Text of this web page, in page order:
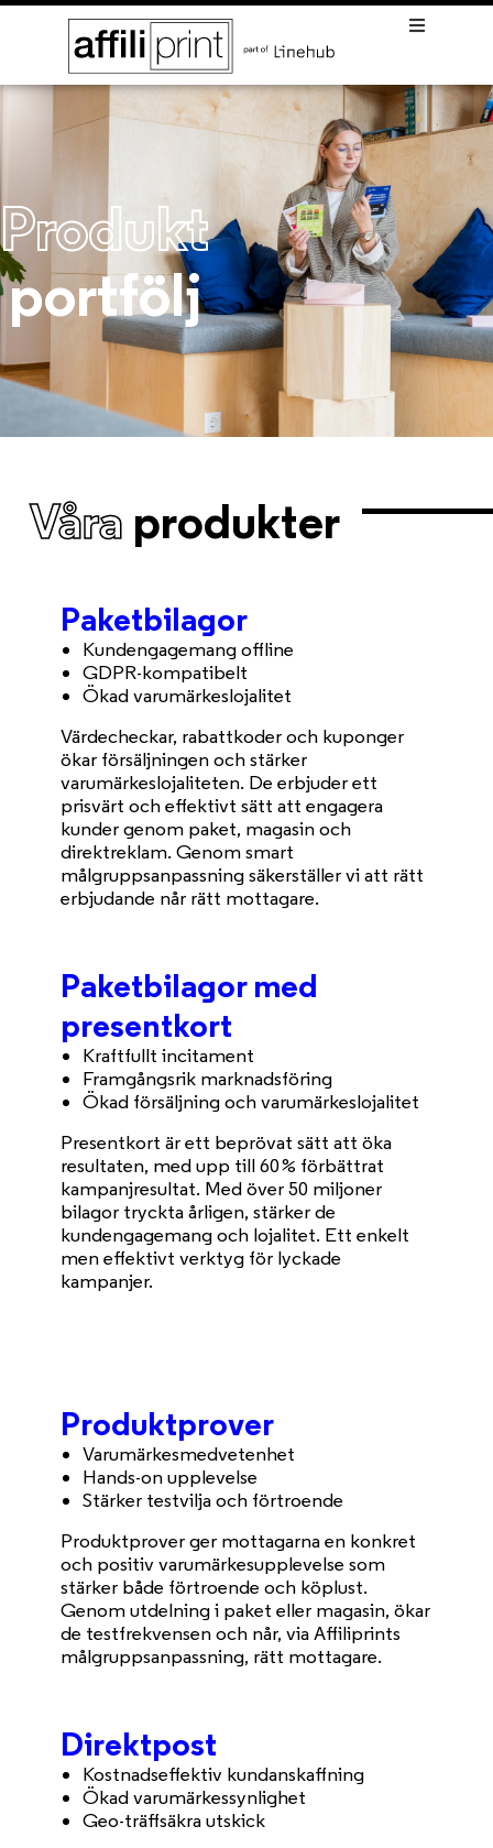
Produkt
portfölj
Våra produkter
Paketbilagor
Kundengagemang offline
GDPR-kompatibelt
Ökad varumärkeslojalitet
Värdecheckar, rabattkoder och kuponger
ökar försäljningen och stärker
varumärkeslojaliteten. De erbjuder ett
prisvärt och effektivt sätt att engagera
kunder genom paket, magasin och
direktreklam. Genom smart
målgruppsanpassning säkerställer vi att rätt
erbjudande når rätt mottagare.
Paketbilagor med
presentkort
Kraftfullt incitament
Framgångsrik marknadsföring
Ökad försäljning och varumärkeslojalitet
Presentkort är ett beprövat sätt att öka
resultaten, med upp till 60 % förbättrat
kampanjresultat. Med över 50 miljoner
bilagor tryckta årligen, stärker de
kundengagemang och lojalitet. Ett enkelt
men effektivt verktyg för lyckade
kampanjer.
Produktprover
Varumärkesmedvetenhet
Hands-on upplevelse
Stärker testvilja och förtroende
Produktprover ger mottagarna en konkret
och positiv varumärkesupplevelse som
stärker både förtroende och köplust.
Genom utdelning i paket eller magasin, ökar
de testfrekvensen och når, via Affiliprints
målgruppsanpassning, rätt mottagare.
Direktpost
Kostnadseffektiv kundanskaffning
Ökad varumärkessynlighet
Geo-träffsäkra utskick